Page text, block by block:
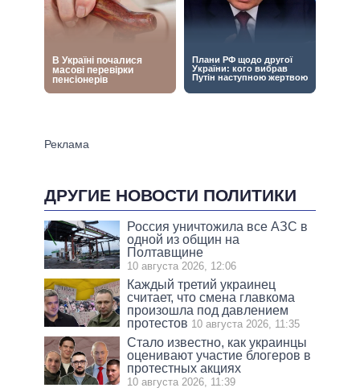
ДРУГИЕ НОВОСТИ ПОЛИТИКИ
Россия уничтожила все АЗС в
одной из общин на
Полтавщине
10 августа 2026, 12:06
Каждый третий украинец
считает, что смена главкома
произошла под давлением
протестов 10 августа 2026, 11:35
Стало известно, как украинцы
оценивают участие блогеров в
протестных акциях
10 августа 2026, 11:39